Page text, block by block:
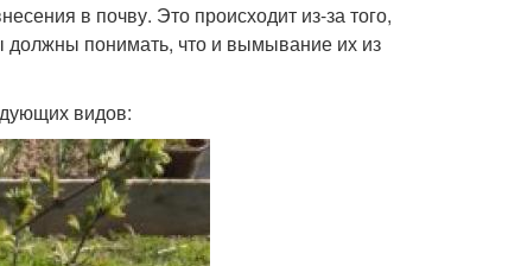
в почву. Это происходит из-за того,
должны понимать, что и вымывание их из
видов: